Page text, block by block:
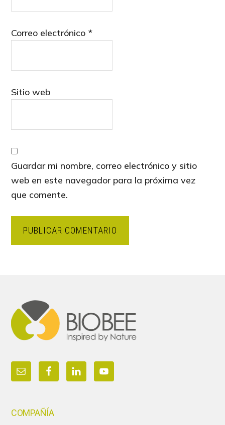
Correo electrónico *
Sitio web
Guardar mi nombre, correo electrónico y sitio
web en este navegador para la próxima vez
que comente.
COMPAÑÍA